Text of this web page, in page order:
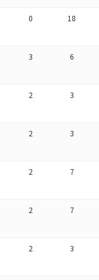
0 18
3 6
2 3
2 3
2 7
2 7
2 3